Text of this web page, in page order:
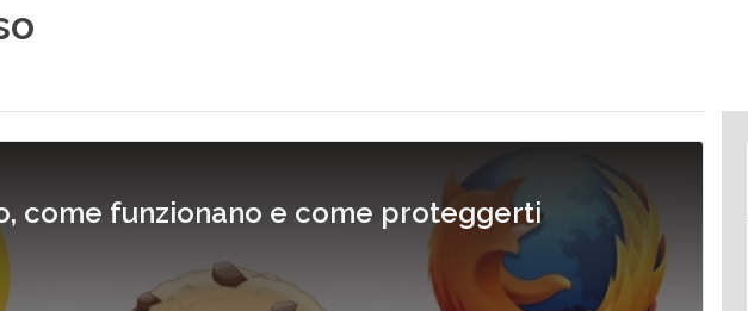
come funzionano e come proteggerti